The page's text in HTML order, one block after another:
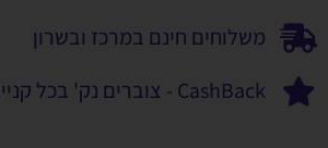
משלוחים חינם במרכז ובשרון
CashBack - צוברים נק' בכל קנייה